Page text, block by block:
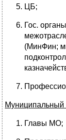
ЦБ;
Гос.
(МинФин;
Муниципальный
Главы МО;